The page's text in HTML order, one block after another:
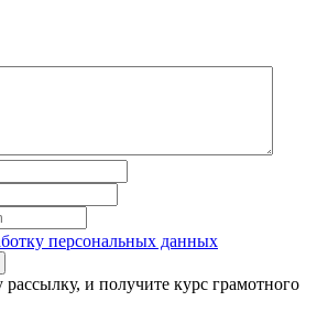
персональных данных
и получите курс грамотного